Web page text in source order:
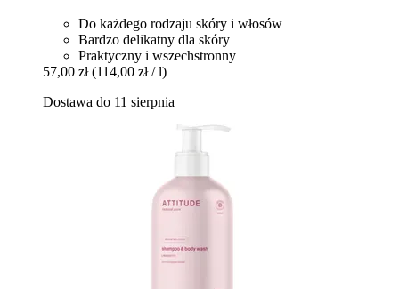
Do każdego rodzaju skóry i włosów
Bardzo delikatny dla skóry
Praktyczny i wszechstronny
57,00 zł (114,00 zł / l)
Dostawa do 11 sierpnia